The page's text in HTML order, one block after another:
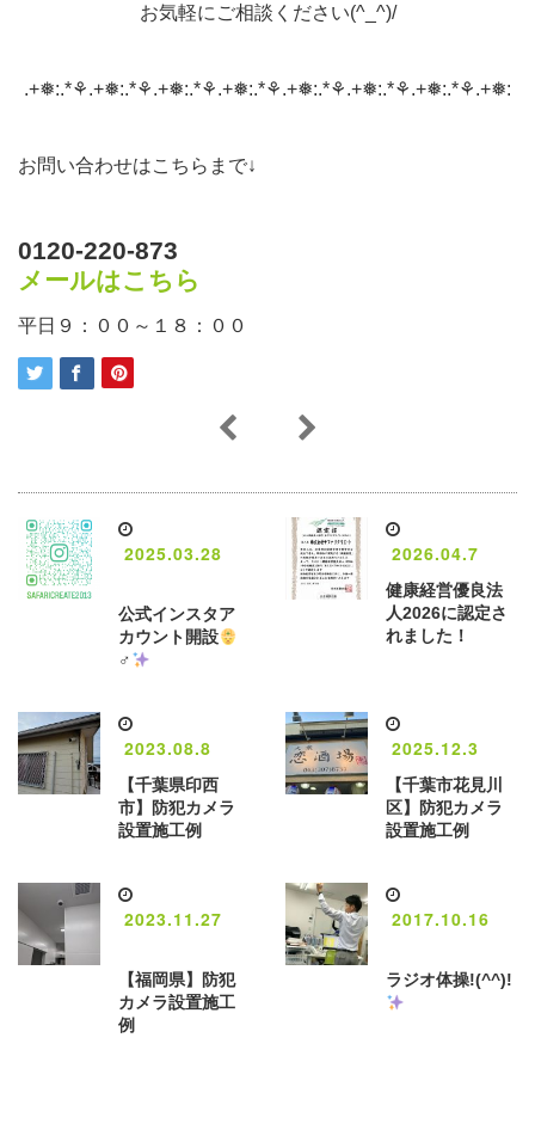
お気軽にご相談ください(^_^)/
.+❅:.*⚘.+❅:.*⚘.+❅:.*⚘.+❅:.*⚘.+❅:.*⚘.+❅:.*⚘.+❅:.*⚘.+❅:
お問い合わせはこちらまで↓
0120-220-873
メールはこちら
平日９：００～１８：００
2025.03.28
公式インスタア
カウント開設
‍♂️
2026.04.7
健康経営優良法
人2026に認定さ
れました！
2023.08.8
【千葉県印西
市】防犯カメラ
設置施工例
2025.12.3
【千葉市花見川
区】防犯カメラ
設置施工例
2023.11.27
【福岡県】防犯
カメラ設置施工
例
2017.10.16
ラジオ体操!(^^)!